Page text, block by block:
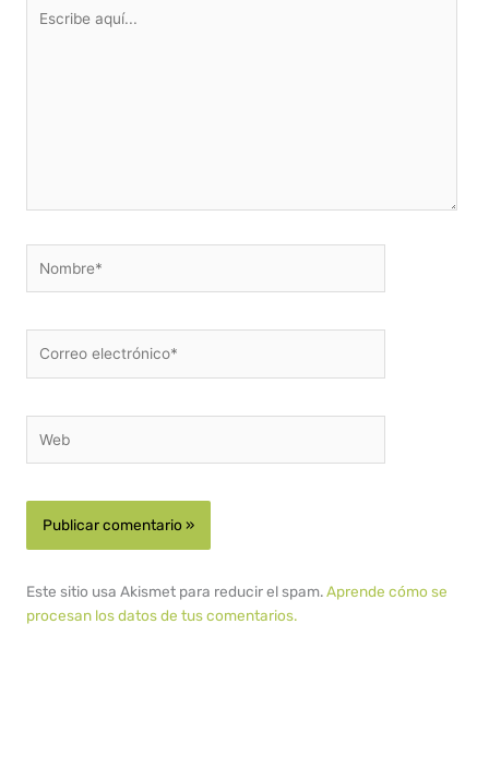
aquí...
electrónico*
Este sitio usa Akismet para reducir el spam.Aprende cómo se
procesan los datos de tus comentarios.